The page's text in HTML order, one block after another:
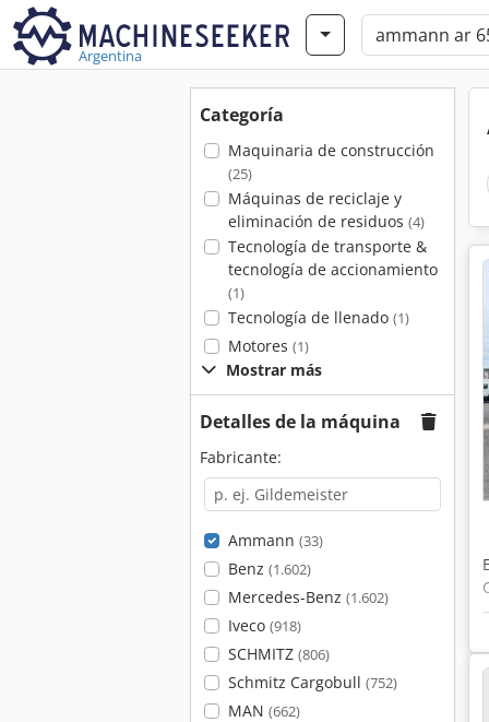
Argentina
Categoría
Maquinaria de construcción
(25)
Máquinas de reciclaje y
eliminación de residuos (4)
Tecnología de transporte &
tecnología de accionamiento
(1)
Tecnología de llenado (1)
Motores (1)
Mostrar más
Detalles de la máquina
Fabricante:
Ammann (33)
Benz (1.602)
Mercedes-Benz (1.602)
Iveco (918)
SCHMITZ (806)
Schmitz Cargobull (752)
MAN (662)